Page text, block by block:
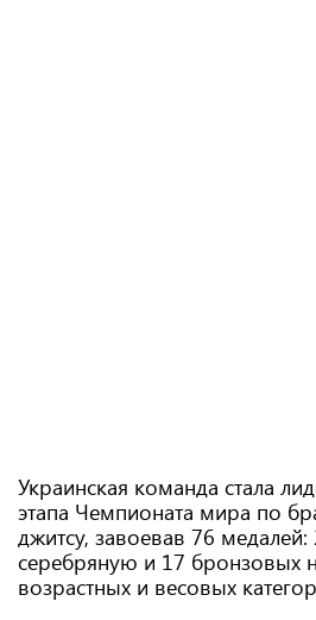
Украинская команда стала
этапа Чемпионата мира по
джитсу, завоевав 76
серебряную и 17 бронзовых
возрастных и весовых